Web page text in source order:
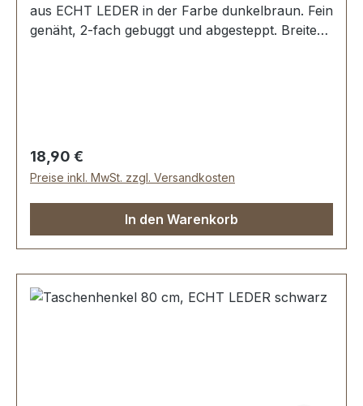
aus ECHT LEDER in der Farbe dunkelbraun. Fein
genäht, 2-fach gebuggt und abgesteppt. Breite
Regulärer Preis:
18,90 €
Preise inkl. MwSt. zzgl. Versandkosten
In den Warenkorb